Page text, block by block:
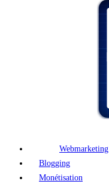
Webmarketing
Blogging
Monétisation